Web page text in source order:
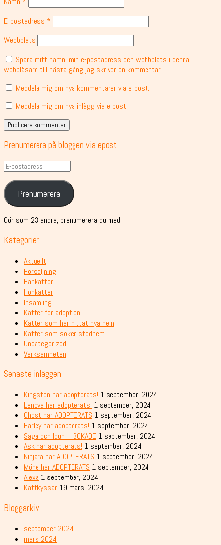
E-postadress *
Webbplats
Spara mitt namn, min e-postadress och webbplats i denna
webbläsare till nästa gång jag skriver en kommentar.
Meddela mig om nya kommentarer via e-post.
Meddela mig om nya inlägg via e-post.
Prenumerera på bloggen via epost
E-
Prenumerera
Gör som 23 andra, prenumerera du med.
Kategorier
Aktuellt
Försäljning
Hankatter
Honkatter
Insamling
Katter för adoption
Katter som har hittat nya hem
Katter som söker stödhem
Uncategorized
Verksamheten
Senaste inläggen
Kingston har adopterats! 1 september, 2024
Lenova har adopterats! 1 september, 2024
Ghost har ADOPTERATS 1 september, 2024
Harley har adopterats! 1 september, 2024
Saga och Idun – BOKADE 1 september, 2024
Ask har adopterats! 1 september, 2024
Ninjara har ADOPTERATS 1 september, 2024
Möne har ADOPTERATS 1 september, 2024
Alexa 1 september, 2024
Kattkyssar 19 mars, 2024
Bloggarkiv
september 2024
mars 2024